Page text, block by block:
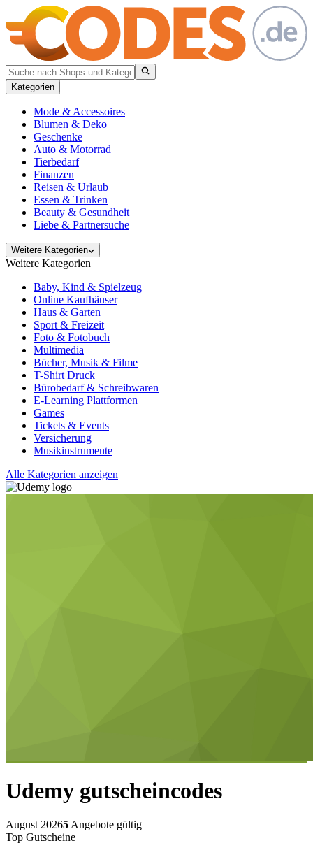
Kategorien
Mode & Accessoires
Blumen & Deko
Geschenke
Auto & Motorrad
Tierbedarf
Finanzen
Reisen & Urlaub
Essen & Trinken
Beauty & Gesundheit
Liebe & Partnersuche
Weitere Kategorien
Weitere Kategorien
Baby, Kind & Spielzeug
Online Kaufhäuser
Haus & Garten
Sport & Freizeit
Foto & Fotobuch
Multimedia
Bücher, Musik & Filme
T-Shirt Druck
Bürobedarf & Schreibwaren
E-Learning Plattformen
Games
Tickets & Events
Versicherung
Musikinstrumente
Alle Kategorien anzeigen
Udemy gutscheincodes
August 20265Angebote gültig
Top Gutscheine